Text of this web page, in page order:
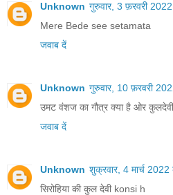
Unknown गुरुवार, 3 फ़रवरी
Mere Bede see setamata
जवाब दें
Unknown गुरुवार, 10 फ़रवरी
उमट वंशज का गौत्र क्या है ओर कुलदेवी
जवाब दें
Unknown शुक्रवार, 4 मार्च
सिरोहिया की कुल देवी konsi h